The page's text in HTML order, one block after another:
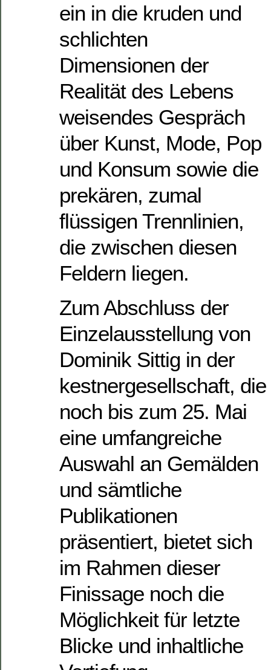
ein in die kruden und
schlichten
Dimensionen der
Realität des Lebens
weisendes Gespräch
über Kunst, Mode, Pop
und Konsum sowie die
prekären, zumal
flüssigen Trennlinien,
die zwischen diesen
Feldern liegen.
Zum Abschluss der
Einzelausstellung von
Dominik Sittig in der
kestnergesellschaft, die
noch bis zum 25. Mai
eine umfangreiche
Auswahl an Gemälden
und sämtliche
Publikationen
präsentiert, bietet sich
im Rahmen dieser
Finissage noch die
Möglichkeit für letzte
Blicke und inhaltliche